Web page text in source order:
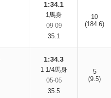
1:34.1
1馬身
09-09
35.1
10
(184.6)
1:34.3
1 1/4馬身
05-05
35.5
5
(9.5)